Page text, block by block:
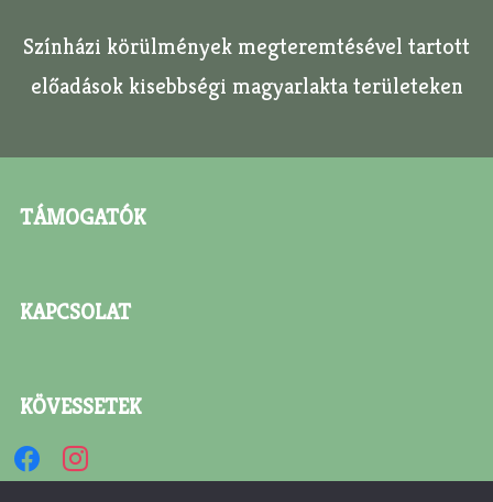
Színházi körülmények megteremtésével tartott
előadások kisebbségi magyarlakta területeken
TÁMOGATÓK
KAPCSOLAT
KÖVESSETEK
facebookinstagram